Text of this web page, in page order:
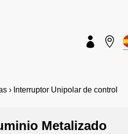
 
› Interruptor Unipolar de control
Metalizado